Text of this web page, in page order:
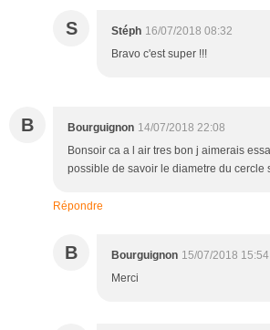
S Stéph 16/07/2018 08:32
Bravo c'est super !!!
B Bourguignon 14/07/2018 22:08
Bonsoir ca a l air tres bon j aimerais
possible de savoir le diametre du cercle
Répondre
B Bourguignon 15/07/2018 15:54
Merci